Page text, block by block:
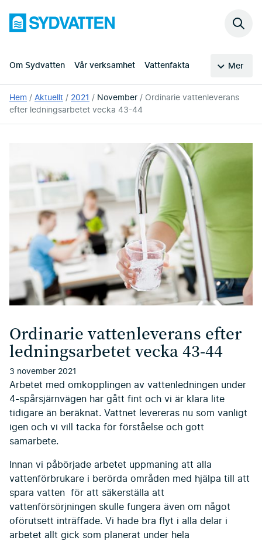
huvudinnehållet
Sydvatten
Om Sydvatten Vår verksamhet Vattenfakta Mer
Sök
Du
är
här:
Hem Aktuellt 2021 November
Ordinarie vattenleverans
efter ledningsarbetet vecka 43-44
Ordinarie vattenleverans efter
ledningsarbetet vecka 43-44
3 november 2021
Arbetet med omkopplingen av vattenledningen under
4-spårsjärnvägen har gått fint och vi är klara lite
tidigare än beräknat. Vattnet levereras nu som vanligt
igen och vi vill tacka för förståelse och gott
samarbete.
Innan vi påbörjade arbetet uppmaning att alla
vattenförbrukare i berörda områden med hjälpa till att
spara vatten för att säkerställa att
vattenförsörjningen skulle fungera även om något
oförutsett inträffade. Vi hade bra flyt i alla delar i
arbetet allt gick som planerat under hela